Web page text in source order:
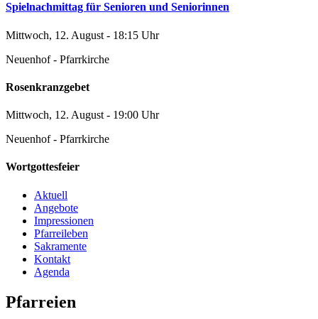
Spielnachmittag für Senioren und Seniorinnen
Mittwoch, 12. August - 18:15 Uhr
Neuenhof - Pfarrkirche
Rosenkranzgebet
Mittwoch, 12. August - 19:00 Uhr
Neuenhof - Pfarrkirche
Wortgottesfeier
Aktuell
Angebote
Impressionen
Pfarreileben
Sakramente
Kontakt
Agenda
Pfarreien